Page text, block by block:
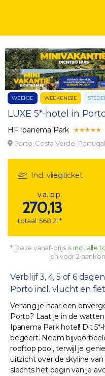
WEEKJE WEEKENDJE
LUXE 5*-hotel in
HF Ipanema Park
Porto, Costa Verde, Portugal
Incl. vliegticket
v.a. p.p.
270,13
totaal: 568,21 *
* Deze vanaf-prijs is incl. alle
en voor 2
Verblijf 3, 4, 5 of 6
Porto incl. vlucht en
Verlang je naar een
Porto? Laat je in de
Ipanema Park hotel! Dit
begeert. Neem
rooftop pool, terwijl je
uitzicht over de skyline
slechts het begin van je